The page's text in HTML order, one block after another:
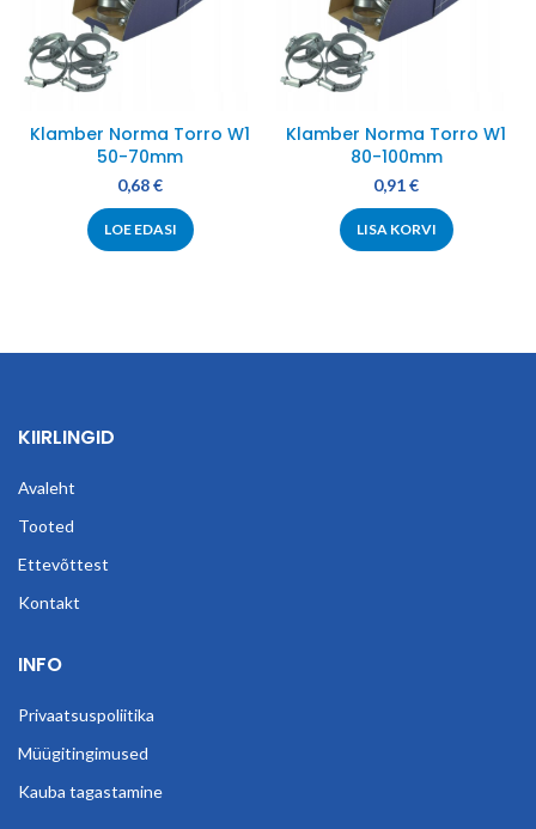
Klamber Norma Torro W1
50-70mm
0,68€
LOE EDASI
Klamber Norma Torro W1
80-100mm
0,91€
LISA KORVI
KIIRLINGID
Avaleht
Tooted
Ettevõttest
Kontakt
INFO
Privaatsuspoliitika
Müügitingimused
Kauba tagastamine